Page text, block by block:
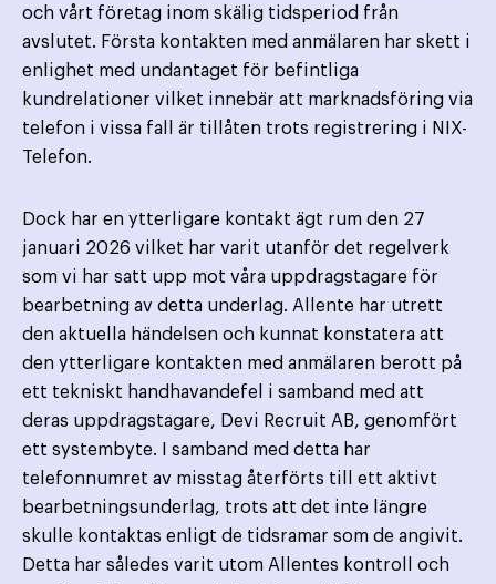
och vårt företag inom skälig tidsperiod från
avslutet. Första kontakten med anmälaren har skett i
enlighet med undantaget för befintliga
kundrelationer vilket innebär att marknadsföring via
telefon i vissa fall är tillåten trots registrering i NIX-
Telefon.
Dock har en ytterligare kontakt ägt rum den 27
januari 2026 vilket har varit utanför det regelverk
som vi har satt upp mot våra uppdragstagare för
bearbetning av detta underlag. Allente har utrett
den aktuella händelsen och kunnat konstatera att
den ytterligare kontakten med anmälaren berott på
ett tekniskt handhavandefel i samband med att
deras uppdragstagare, Devi Recruit AB, genomfört
ett systembyte. I samband med detta har
telefonnumret av misstag återförts till ett aktivt
bearbetningsunderlag, trots att det inte längre
skulle kontaktas enligt de tidsramar som de angivit.
Detta har således varit utom Allentes kontroll och